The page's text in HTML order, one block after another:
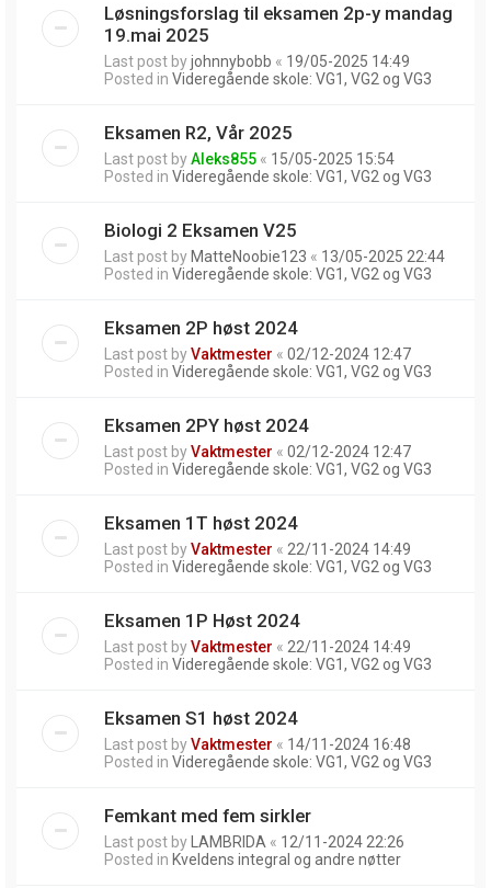
Løsningsforslag til eksamen 2p-y mandag
19.mai 2025
Last post byjohnnybobb « 19/05-2025 14:49
Posted in Videregående skole: VG1, VG2 og VG3
Eksamen R2, Vår 2025
Last post byAleks855 « 15/05-2025 15:54
Posted in Videregående skole: VG1, VG2 og VG3
Biologi 2 Eksamen V25
Last post by MatteNoobie123 « 13/05-2025 22:44
Posted in Videregående skole: VG1, VG2 og VG3
Eksamen 2P høst 2024
Last post byVaktmester « 02/12-2024 12:47
Posted in Videregående skole: VG1, VG2 og VG3
Eksamen 2PY høst 2024
Last post byVaktmester « 02/12-2024 12:47
Posted in Videregående skole: VG1, VG2 og VG3
Eksamen 1T høst 2024
Last post byVaktmester « 22/11-2024 14:49
Posted in Videregående skole: VG1, VG2 og VG3
Eksamen 1P Høst 2024
Last post byVaktmester « 22/11-2024 14:49
Posted in Videregående skole: VG1, VG2 og VG3
Eksamen S1 høst 2024
Last post byVaktmester « 14/11-2024 16:48
Posted in Videregående skole: VG1, VG2 og VG3
Femkant med fem sirkler
Last post by LAMBRIDA « 12/11-2024 22:26
Posted in Kveldens integral og andre nøtter